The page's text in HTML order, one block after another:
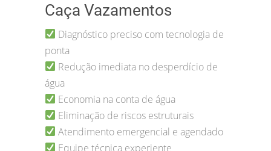
Caça Vazamentos
Diagnóstico preciso com tecnologia de
ponta
Redução imediata no desperdício de
água
Economia na conta de água
Eliminação de riscos estruturais
Atendimento emergencial e agendado
Equipe técnica experiente